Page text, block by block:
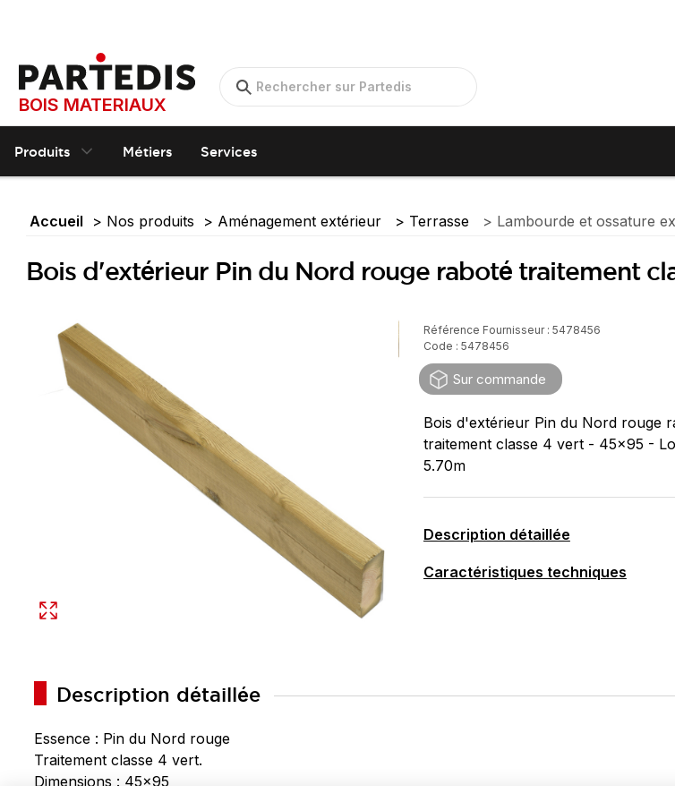
BOIS MATERIAUX
Produits Métiers Services
Accueil Nos produits Aménagement extérieur Terrasse Lambourde et ossature
Bois d'extérieur Pin du Nord rouge raboté traitement
Référence Fournisseur : 5478456
Code : 5478456
Sur commande
Bois d'extérieur Pin du Nord rouge
traitement classe 4 vert - 45x95 -
5.70m
Description détaillée
Caractéristiques techniques
Description détaillée
Essence : Pin du Nord rouge
Traitement classe 4 vert.
Dimensions : 45x95